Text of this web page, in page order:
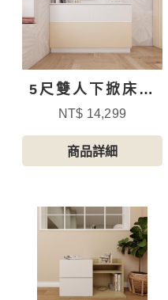
5尺雙人下掀床頭
櫃
NT$ 14,299
商品詳細